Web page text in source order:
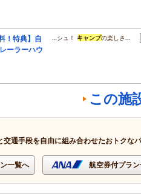
！特典】自
ーラーハウ
…シュ！ キャンプの楽しさ…
この施
交通手段を自由に組み合わせたおトクな
一覧へ 航空券付プラ